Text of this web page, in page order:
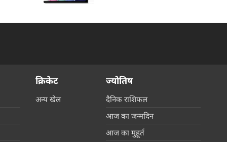
उठाते हैं, तो इस फोन को प्रभावी तौर
पर सिर्फ 40,612 रुप में खरीदा जा
क्रिकेट
अन्य खेल
ज्योतिष
दैनिक राशिफल
आज का जन्मदिन
आज का मुहूर्त